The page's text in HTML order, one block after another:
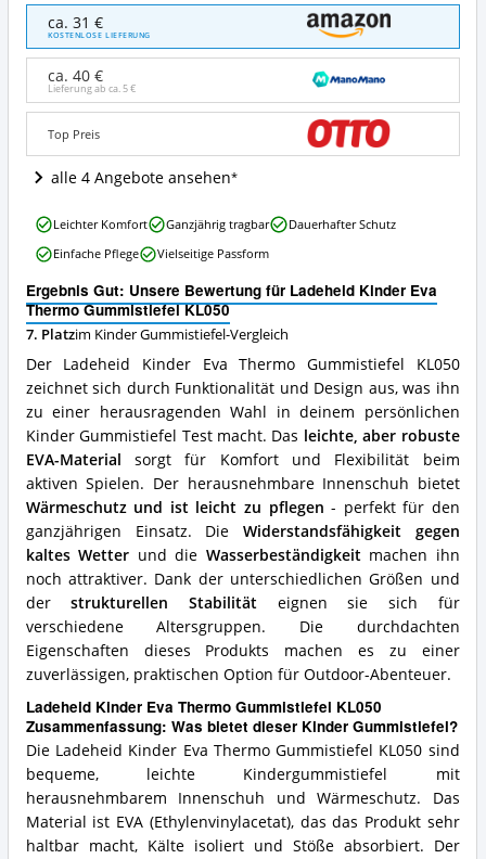
Ladeheid
Kinder
Eva
Thermo
Gummistiefel
KL050
Angebote:
ist
dieser
Gummistiefel
erhältlich?
ca. 31 €
KOSTENLOSE LIEFERUNG
ca. 40 €
Lieferung ab ca.5 €
Top Preis
alle 4 Angebote ansehen
Ergebnis Gut: Unsere Bewertung für Ladeheid Kinder Eva
Thermo Gummistiefel KL050
7. Platzim Kinder Gummistiefel-Vergleich
Der Ladeheid Kinder Eva Thermo Gummistiefel KL050
zeichnet sich durch Funktionalität und Design aus, was ihn
zu einer herausragenden Wahl in deinem persönlichen
Kinder Gummistiefel Test macht. Das leichte, aber robuste
EVA-Material sorgt für Komfort und Flexibilität beim
aktiven Spielen. Der herausnehmbare Innenschuh bietet
Wärmeschutz und ist leicht zu pflegen - perfekt für den
ganzjährigen Einsatz. DieWiderstandsfähigkeit gegen
kaltes Wetter und die Wasserbeständigkeitmachen ihn
noch attraktiver. Dank der unterschiedlichen Größen und
derstrukturellen Stabilität eignen sie sich für
verschiedene Altersgruppen. Die durchdachten
Eigenschaften dieses Produkts machen es zu einer
zuverlässigen, praktischen Option für Outdoor-Abenteuer.
Ladeheid Kinder Eva Thermo Gummistiefel KL050
Zusammenfassung: Was bietet dieser Kinder Gummistiefel?
Die Ladeheid Kinder Eva Thermo Gummistiefel KL050 sind
bequeme, leichte Kindergummistiefel mit
herausnehmbarem Innenschuh und Wärmeschutz. Das
Material ist EVA (Ethylenvinylacetat), das das Produkt sehr
haltbar macht, Kälte isoliert und Stöße absorbiert. Der
Ladeheid
Kinder
Eva
Gummistiefel
KL050
Vorteile:
Was
spricht
für
diesen
Kinder
Gummistiefel?
Leichter Komfort Ganzjährig tragbar
Dauerhafter Schutz
Einfache Pflege
Vielseitige Passform